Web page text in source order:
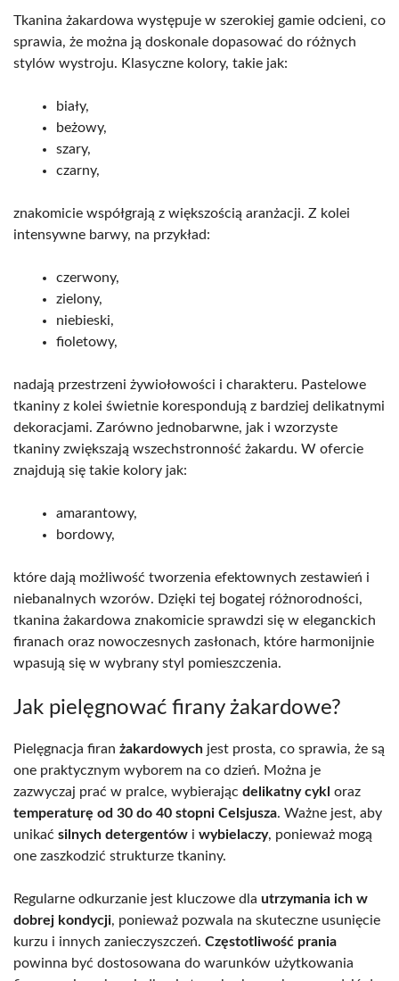
Tkanina żakardowa występuje w szerokiej gamie odcieni, co
sprawia, że można ją doskonale dopasować do różnych
stylów wystroju. Klasyczne kolory, takie jak:
biały,
beżowy,
szary,
czarny,
znakomicie współgrają z większością aranżacji. Z kolei
intensywne barwy, na przykład:
czerwony,
zielony,
niebieski,
fioletowy,
nadają przestrzeni żywiołowości i charakteru. Pastelowe
tkaniny z kolei świetnie korespondują z bardziej delikatnymi
dekoracjami. Zarówno jednobarwne, jak i wzorzyste
tkaniny zwiększają wszechstronność żakardu. W ofercie
znajdują się takie kolory jak:
amarantowy,
bordowy,
które dają możliwość tworzenia efektownych zestawień i
niebanalnych wzorów. Dzięki tej bogatej różnorodności,
tkanina żakardowa znakomicie sprawdzi się w eleganckich
firanach oraz nowoczesnych zasłonach, które harmonijnie
wpasują się w wybrany styl pomieszczenia.
Jak pielęgnować firany żakardowe?
Pielęgnacja firan żakardowych jest prosta, co sprawia, że są
one praktycznym wyborem na co dzień. Można je
zazwyczaj prać w pralce, wybierając delikatny cykl oraz
temperaturę od 30 do 40 stopni Celsjusza. Ważne jest, aby
unikać silnych detergentów i wybielaczy, ponieważ mogą
one zaszkodzić strukturze tkaniny.
Regularne odkurzanie jest kluczowe dla utrzymania ich w
dobrej kondycji, ponieważ pozwala na skuteczne usunięcie
kurzu i innych zanieczyszczeń. Częstotliwość prania
powinna być dostosowana do warunków użytkowania